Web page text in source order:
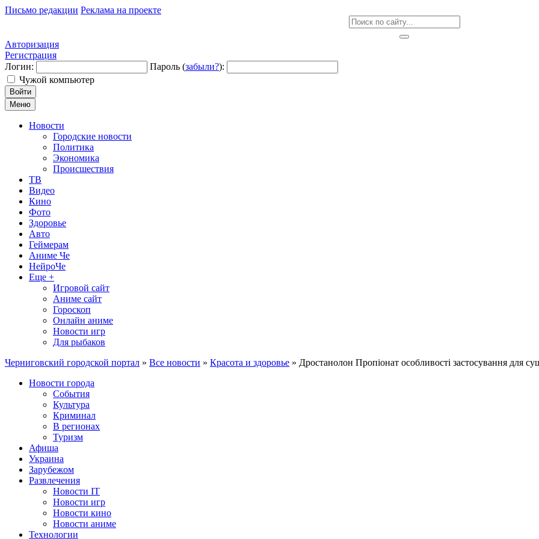
Письмо редакции Реклама на проекте
Авторизация
Регистрация
Логин:
Пароль (забыли?):
Чужой компьютер
Войти
Меню
Новости
Городские новости
Политика
Экономика
Происшествия
ТВ
Видео
Кино
Фото
Здоровье
Авто
Геймерам
Аниме Че
НейроЧе
Еще +
Игровой сайт
Аниме сайт
Гороскоп
Онлайн аниме
Новости игр
Для рыбаков
Черниговский городской портал » Все новости » Красота и здоровье » Дростанолон Пропіонат особливості застосування для
Новости города
События
Культура
Криминал
В регионах
Туризм
Афиша
Украина
Зарубежом
Развлечения
Новости IT
Новости игр
Новости кино
Новости аниме
Технологии